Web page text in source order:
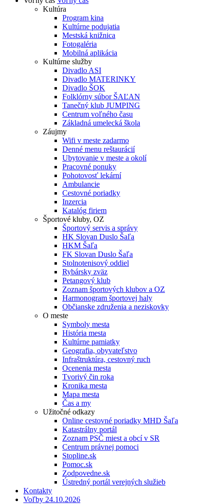
Kultúra
Program kina
Kultúrne podujatia
Mestská knižnica
Fotogaléria
Mobilná aplikácia
Kultúrne služby
Divadlo ASI
Divadlo MATERINKY
Divadlo ŠOK
Folklórny súbor ŠAĽAN
Tanečný klub JUMPING
Centrum voľného času
Základná umelecká škola
Záujmy
Wifi v meste zadarmo
Denné menu reštaurácií
Ubytovanie v meste a okolí
Pracovné ponuky
Pohotovosť lekární
Ambulancie
Cestovné poriadky
Inzercia
Katalóg firiem
Športové kluby, OZ
Športový servis a správy
HK Slovan Duslo Šaľa
HKM Šaľa
FK Slovan Duslo Šaľa
Stolnotenisový oddiel
Rybársky zväz
Petangový klub
Zoznam športových klubov a OZ
Harmonogram športovej haly
Občianske združenia a neziskovky
O meste
Symboly mesta
História mesta
Kultúrne pamiatky
Geografia, obyvateľstvo
Infraštruktúra, cestovný ruch
Ocenenia mesta
Tvorivý čin roka
Kronika mesta
Mapa mesta
Čas a my
Užitočné odkazy
Online cestovné poriadky MHD Šaľa
Katastrálny portál
Zoznam PSČ miest a obcí v SR
Centrum právnej pomoci
Stopline.sk
Pomoc.sk
Zodpovedne.sk
Ústredný portál verejných služieb
Kontakty
Voľby 24.10.2026